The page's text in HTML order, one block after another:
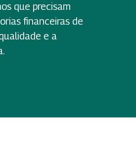
que precisam
financeiras de
e a